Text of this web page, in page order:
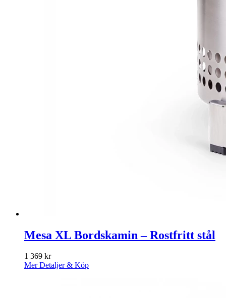
Mesa XL Bordskamin – Rostfritt stål
1 369 kr
Mer Detaljer & Köp